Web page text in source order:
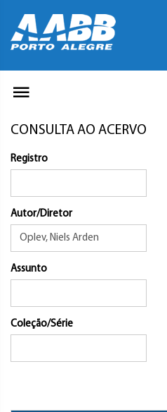
CONSULTA AO ACERVO
Registro
Autor/Diretor
Assunto
Coleção/Série